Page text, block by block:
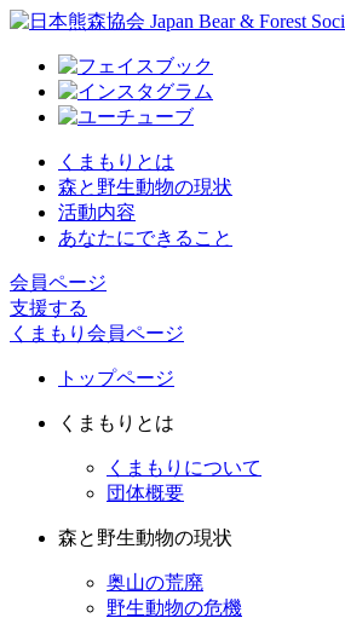
くまもりとは
森と野生動物の現状
活動内容
あなたにできること
会員ページ
支援する
くまもり会員ページ
トップページ
くまもりとは
くまもりについて
団体概要
森と野生動物の現状
奥山の荒廃
野生動物の危機